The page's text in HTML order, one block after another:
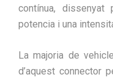
contínua,
potencia i una
La majoria de
d’aquest connector